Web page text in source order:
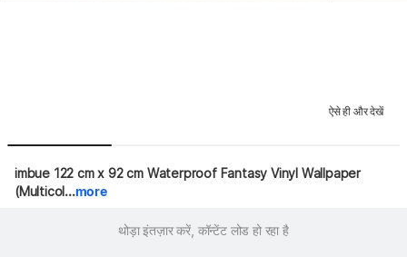
ऐसे ही और देखें
imbue 122 cm x 92 cm Waterproof Fantasy Vinyl Wallpaper
(Multicol...more
थोड़ा इंतज़ार करें, कॉन्टेंट लोड हो रहा है